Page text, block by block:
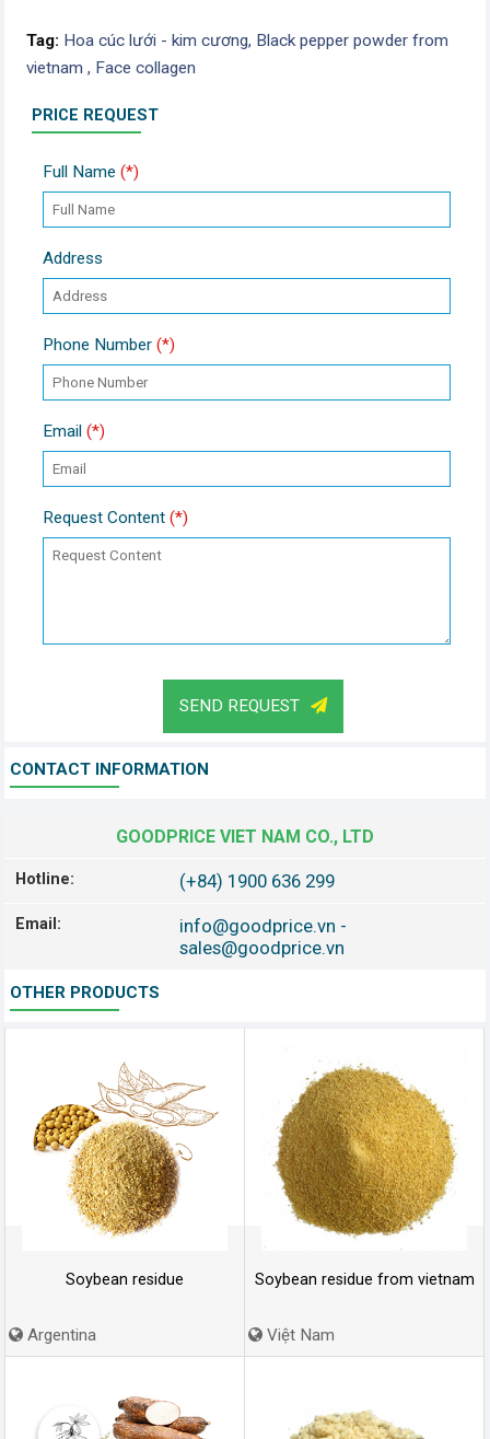
Tag: Hoa cúc lưới - kim cương, Black pepper powder from
vietnam , Face collagen
PRICE REQUEST
Full Name (*)
Address
Phone Number (*)
Email (*)
Request Content (*)
SEND REQUEST
CONTACT INFORMATION
GOODPRICE VIET NAM CO., LTD
Hotline: (+84) 1900 636 299
Email: info@goodprice.vn -
sales@goodprice.vn
OTHER PRODUCTS
Soybean residue
Argentina
Soybean residue from vietnam
Việt Nam